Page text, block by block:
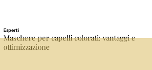
Esperti
Maschere per capelli colorati: vantaggi e
ottimizzazione